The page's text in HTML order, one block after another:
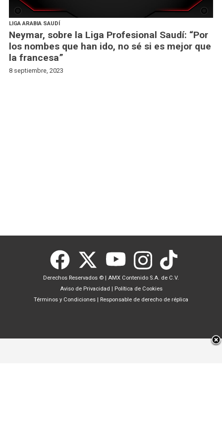
LIGA ARABIA SAUDÍ
Neymar, sobre la Liga Profesional Saudí: “Por
los nombes que han ido, no sé si es mejor que
la francesa”
8 septiembre, 2023
Derechos Reservados ©
AMX Contenido S.A. de C.V.
Aviso de Privacidad
Política de Cookies
Términos y Condiciones
Responsable de derecho de réplica